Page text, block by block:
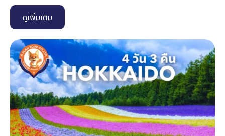
ดูเพิ่มเติม